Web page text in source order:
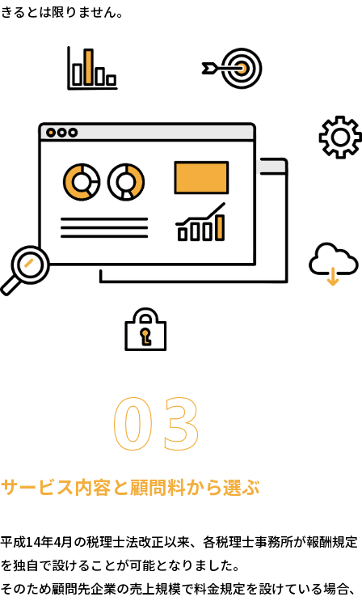
きるとは限りません。
サービス内容と顧問料から選ぶ
平成14年4月の税理士法改正以来、各税理士事務所が報酬規定
を独自で設けることが可能となりました。
そのため顧問先企業の売上規模で料金規定を設けている場合、